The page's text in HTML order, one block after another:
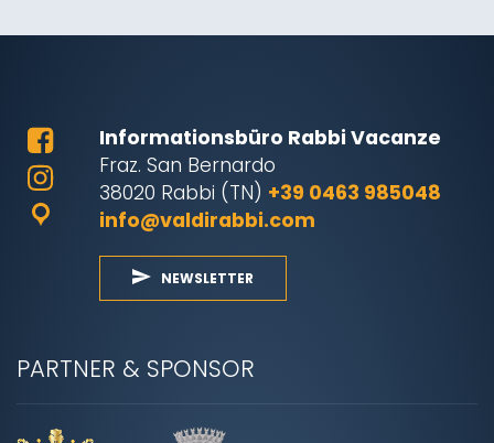
Informationsbüro Rabbi Vacanze
Fraz. San Bernardo
38020 Rabbi (TN) +39 0463 985048
info@valdirabbi.com
NEWSLETTER
PARTNER & SPONSOR